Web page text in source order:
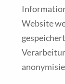
Website